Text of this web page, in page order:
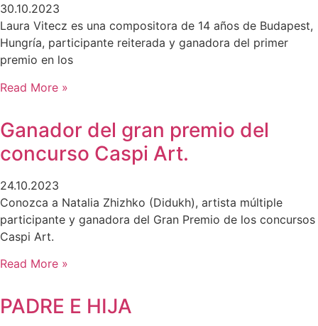
30.10.2023
Laura Vitecz es una compositora de 14 años de Budapest,
Hungría, participante reiterada y ganadora del primer
premio en los
Read More »
Ganador del gran premio del
concurso Caspi Art.
24.10.2023
Conozca a Natalia Zhizhko (Didukh), artista múltiple
participante y ganadora del Gran Premio de los concursos
Caspi Art.
Read More »
PADRE E HIJA